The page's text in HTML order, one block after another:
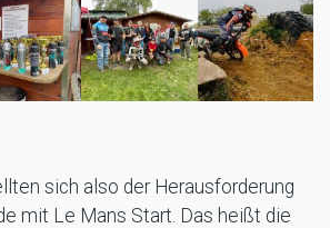
sich also der Herausforderung
mit Le Mans Start. Das heißt die